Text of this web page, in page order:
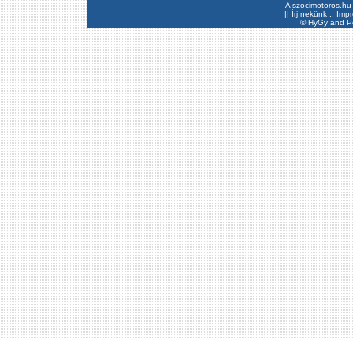
A
|| Írj nekünk ::
©HyGyand